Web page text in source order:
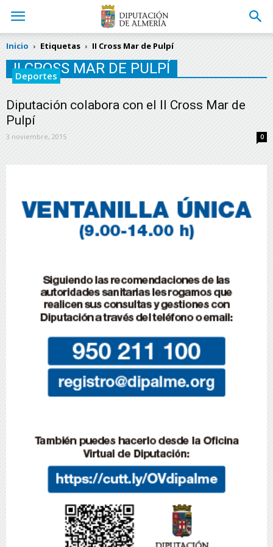
Inicio Etiquetas II Cross Mar de Pulpí
II CROSS MAR DE PULPÍ
Deportes
Diputación colabora con el II Cross Mar de
Pulpí
3 noviembre, 2015 0